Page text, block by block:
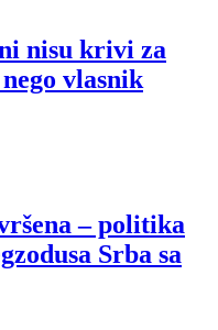
nisu krivi za
vlasnik
– politika
Srba sa